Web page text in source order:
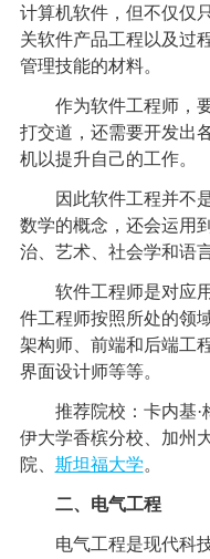
计算机软件，但不仅仅
关软件产品工程以及过
管理技能的材料。
作为软件工程师，要
打交道，还需要开发出
机以提升自己的工作。
因此软件工程并不是
数学的概念，还会运用
治、艺术、社会学和语
软件工程师是对应用
件工程师按照所处的领
架构师、前端和后端工
界面设计师等等。
推荐院校：卡内基·
伊大学香槟分校、加州
院、 斯坦福大学。
二、电气工程
电气工程是现代科技